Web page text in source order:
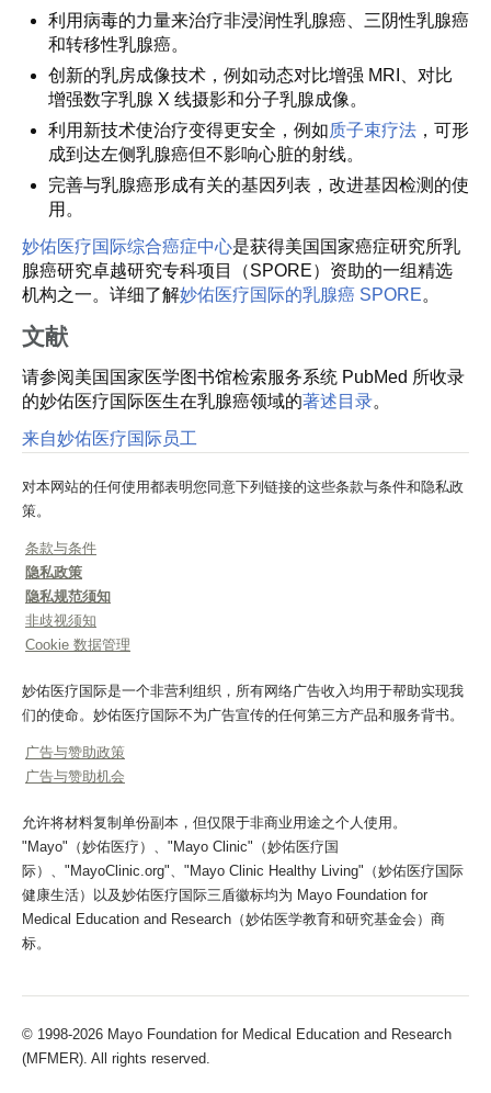
利用病毒的力量来治疗非浸润性乳腺癌、三阴性乳腺癌
和转移性乳腺癌。
创新的乳房成像技术，例如动态对比增强 MRI、对比
增强数字乳腺 X 线摄影和分子乳腺成像。
利用新技术使治疗变得更安全，例如质子束疗法 ，可形
成到达左侧乳腺癌但不影响心脏的射线。
完善与乳腺癌形成有关的基因列表，改进基因检测的使
用。
妙佑医疗国际综合癌症中心是获得美国国家癌症研究所乳
腺癌研究卓越研究专科项目（SPORE）资助的一组精选
机构之一。详细了解妙佑医疗国际的乳腺癌 SPORE。
文献
请参阅美国国家医学图书馆检索服务系统 PubMed 所收录
的妙佑医疗国际医生在乳腺癌领域的著述目录。
来自妙佑医疗国际员工
对本网站的任何使用都表明您同意下列链接的这些条款与条件和隐私政
策。
条款与条件
隐私政策
隐私规范须知
非歧视须知
Cookie 数据管理
妙佑医疗国际是一个非营利组织，所有网络广告收入均用于帮助实现我
们的使命。妙佑医疗国际不为广告宣传的任何第三方产品和服务背书。
广告与赞助政策
广告与赞助机会
允许将材料复制单份副本，但仅限于非商业用途之个人使用。
"Mayo"（妙佑医疗）、"Mayo Clinic"（妙佑医疗国
际）、"MayoClinic.org"、"Mayo Clinic Healthy Living"（妙佑医疗国际
健康生活）以及妙佑医疗国际三盾徽标均为 Mayo Foundation for
Medical Education and Research（妙佑医学教育和研究基金会）商
标。
© 1998-2026 Mayo Foundation for Medical Education and Research
(MFMER). All rights reserved.